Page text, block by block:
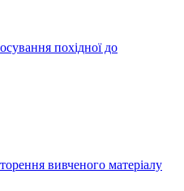
похідної до
вивченого матеріалу